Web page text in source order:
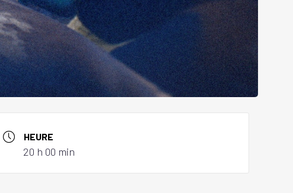
HEURE
20 h 00 min